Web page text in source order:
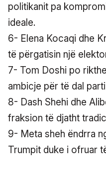
politikanit pa
ideale.
6- Elena Kocaqi dhe
të përgatisin një
7- Tom Doshi po
ambicje për të dal
8- Dash Shehi dhe
fraksion të djatht
9- Meta sheh ëndrra
Trumpit duke i ofruar